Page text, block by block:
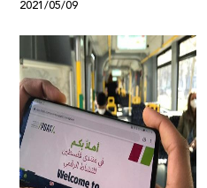
الأدلة
2021/05/09